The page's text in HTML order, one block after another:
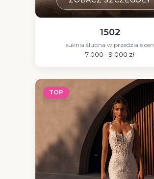
1502
suknia ślubna w przedziale cen
7 000 - 9 000 zł
TOP